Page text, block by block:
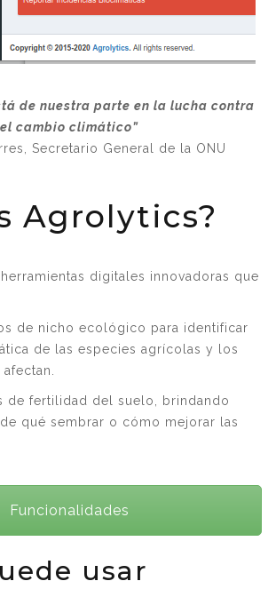
de nuestra parte en la lucha contra
el cambio climático”
Secretario General de la ONU
Agrolytics?
digitales innovadoras que
de nicho ecológico para identificar
de las especies agrícolas y los
de fertilidad del suelo, brindando
qué sembrar o cómo mejorar las
Funcionalidades
usar